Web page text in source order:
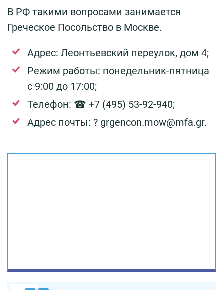
В РФ такими вопросами занимается
Греческое Посольство в Москве.
Адрес: Леонтьевский переулок, дом 4;
Режим работы: понедельник-пятница
с 9:00 до 17:00;
Телефон: ☎ +7 (495) 53-92-940;
Адрес почты: ? grgencon.mow@mfa.gr.